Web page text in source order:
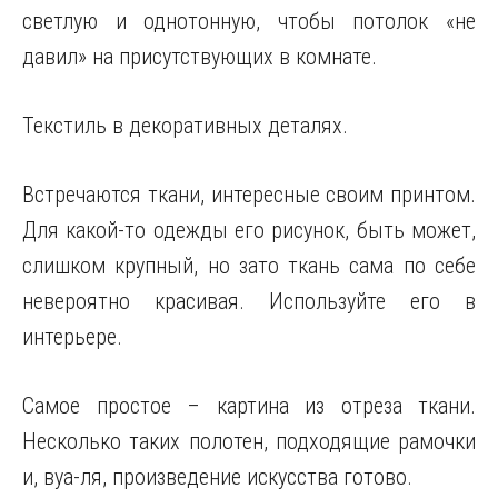
светлую и однотонную, чтобы потолок «не
давил» на присутствующих в комнате.
Текстиль в декоративных деталях.
Встречаются ткани, интересные своим принтом.
Для какой-то одежды его рисунок, быть может,
слишком крупный, но зато ткань сама по себе
невероятно красивая. Используйте его в
интерьере.
Самое простое – картина из отреза ткани.
Несколько таких полотен, подходящие рамочки
и, вуа-ля, произведение искусства готово.